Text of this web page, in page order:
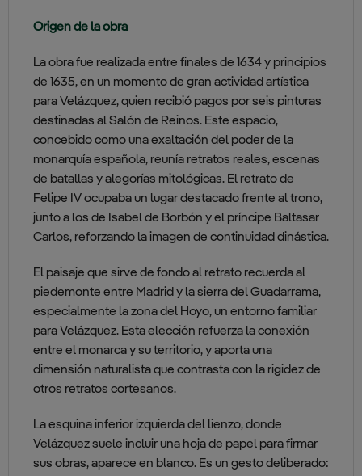
Origen de la obra
La obra fue realizada entre finales de 1634 y principios
de 1635, en un momento de gran actividad artística
para Velázquez, quien recibió pagos por seis pinturas
destinadas al Salón de Reinos. Este espacio,
concebido como una exaltación del poder de la
monarquía española, reunía retratos reales, escenas
de batallas y alegorías mitológicas. El retrato de
Felipe IV ocupaba un lugar destacado frente al trono,
junto a los de Isabel de Borbón y el príncipe Baltasar
Carlos, reforzando la imagen de continuidad dinástica.
El paisaje que sirve de fondo al retrato recuerda al
piedemonte entre Madrid y la sierra del Guadarrama,
especialmente la zona del Hoyo, un entorno familiar
para Velázquez. Esta elección refuerza la conexión
entre el monarca y su territorio, y aporta una
dimensión naturalista que contrasta con la rigidez de
otros retratos cortesanos.
La esquina inferior izquierda del lienzo, donde
Velázquez suele incluir una hoja de papel para firmar
sus obras, aparece en blanco. Es un gesto deliberado: